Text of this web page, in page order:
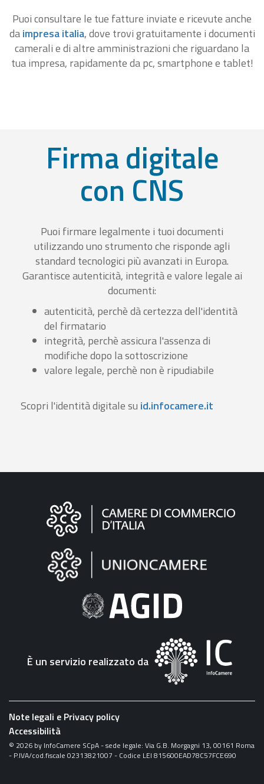
Puoi consultare le tue fatture inviate e ricevute anche
daimpresa italia, dove trovi gratuitamente i documenti
camerali e di altre amministrazioni che riguardano la
tua impresa, rapidamente da pc, smartphone e tablet!
Firma digitale
con CNS
Puoi firmare legalmente i tuoi documenti
utilizzando uno strumento che risponde agli
standard tecnologici più avanzati in Europa.
Garantisce autenticità, integrità e valore legale ai
documenti:
autenticità, perchè dà certezza dell'identità
del firmatario
integrità, perchè assicura l'assenza di
modifiche dopo la sottoscrizione
valore legale, perchè non è ripudiabile
Scopri l'identità digitale su id.infocamere.it
Informazioni
"Fattura
Elettronica"
È un servizio realizzato da
Note legali e Privacy policy
Accessibilità
© 2026 by InfoCamere SCpA - sede legale: Via G.B. Morgagni 13, 00161 Roma
- P.IVA/cod.fiscale 02313821007 - Codice LEI 815600EAD78C57FCE690